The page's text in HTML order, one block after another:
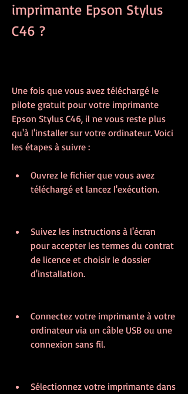
imprimante Epson Stylus
C46 ?
Une fois que vous avez téléchargé le
pilote gratuit pour votre imprimante
Epson Stylus C46, il ne vous reste plus
qu'à l'installer sur votre ordinateur. Voici
les étapes à suivre :
Ouvrez le fichier que vous avez
téléchargé et lancez l'exécution.
Suivez les instructions à l'écran
pour accepter les termes du contrat
de licence et choisir le dossier
d'installation.
Connectez votre imprimante à votre
ordinateur via un câble USB ou une
connexion sans fil.
Sélectionnez votre imprimante dans